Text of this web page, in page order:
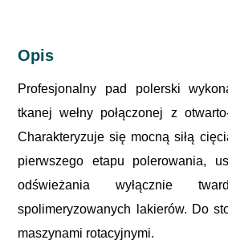
Opis
Profesjonalny pad polerski
tkanej wełny połączonej z
Charakteryzuje się mocną siłą
pierwszego etapu polerowania,
odświeżania wyłącznie
spolimeryzowanych lakierów. Do
maszynami rotacyjnymi.